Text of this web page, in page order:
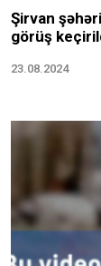
Şirvan
görüş
23.08.2024